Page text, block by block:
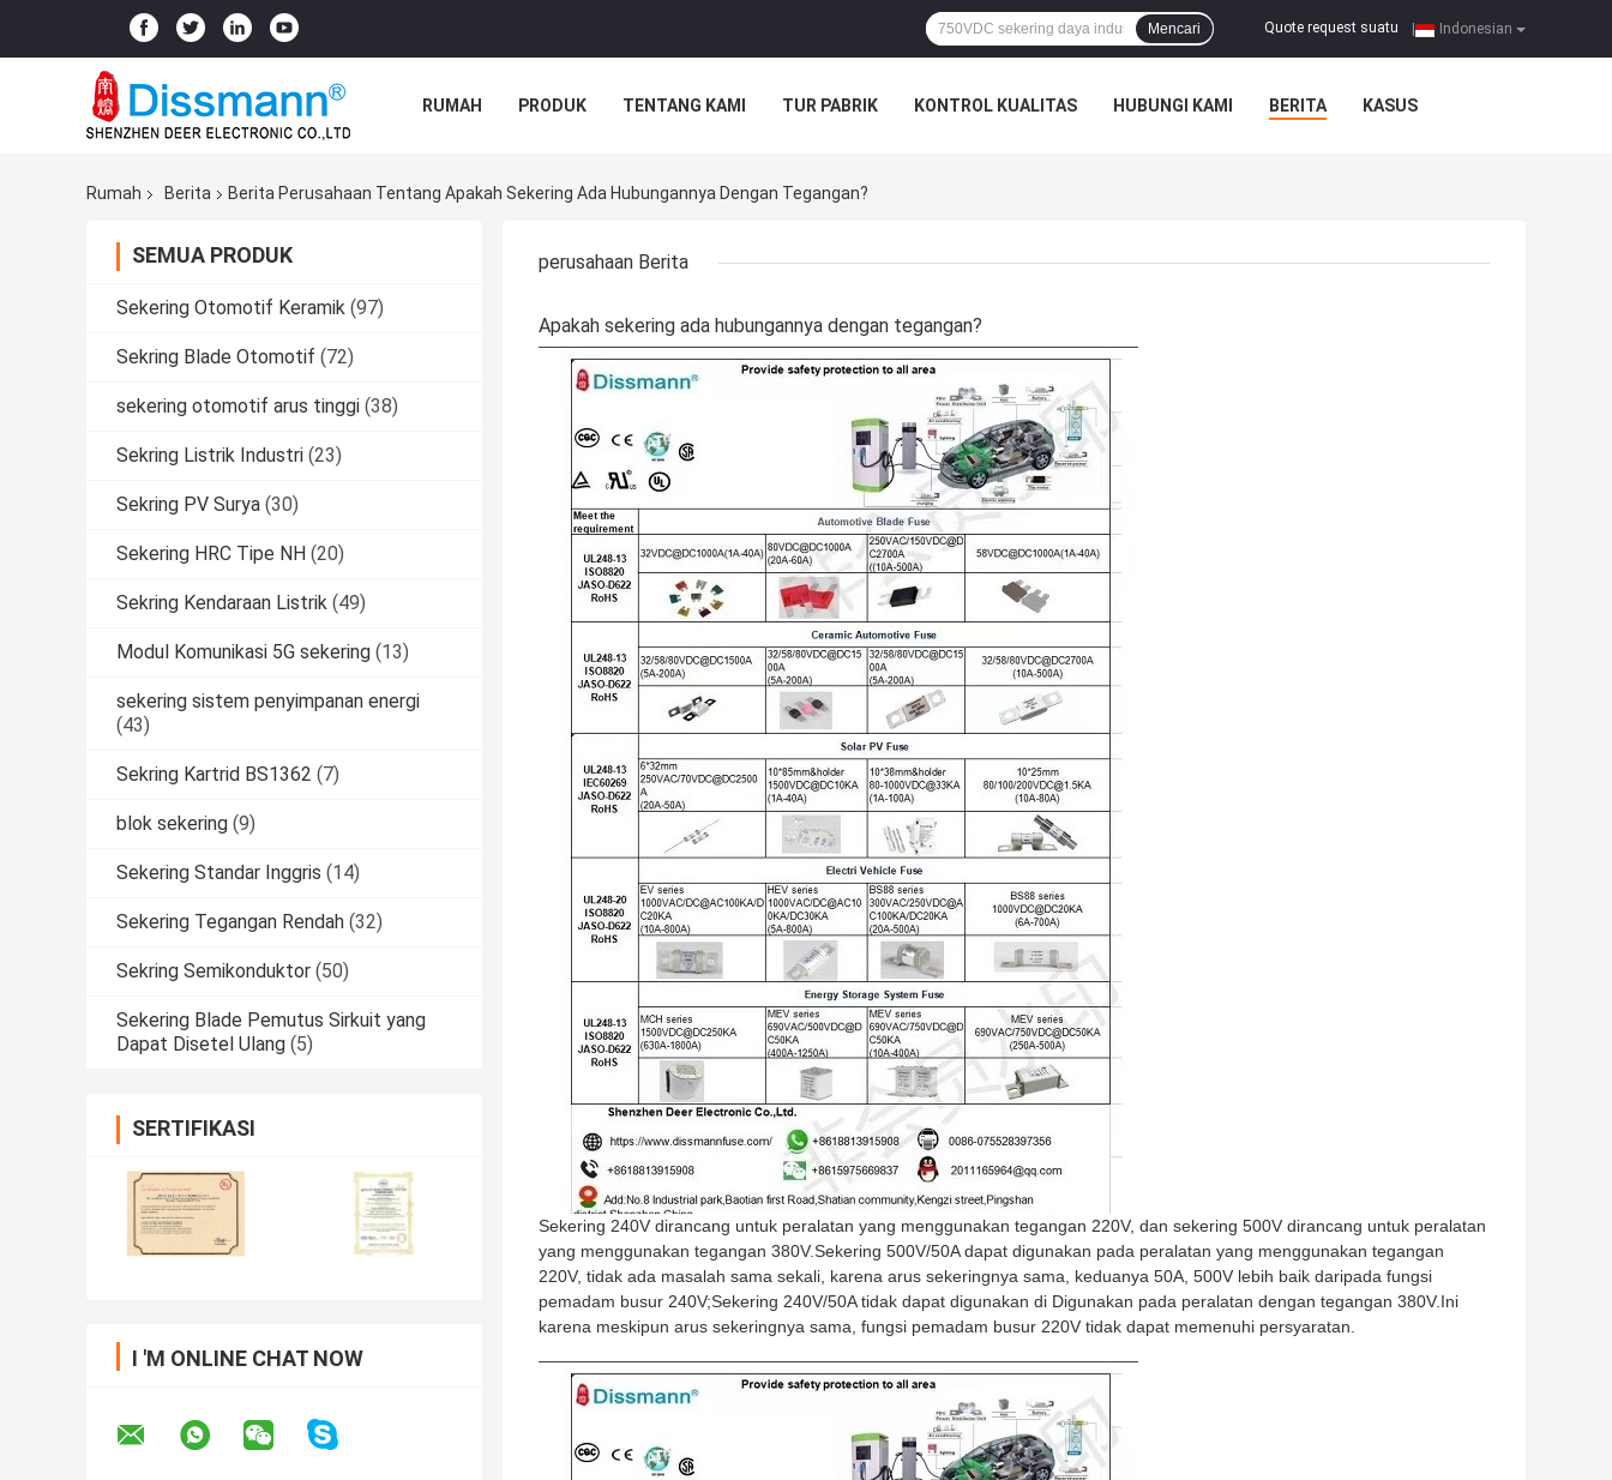
Indonesian
Quote request suatu
Mencari
RUMAH PRODUK TENTANG KAMI TUR PABRIK KONTROL KUALITAS HUBUNGI KAMI BERITA KASUS
Rumah Berita Berita Perusahaan Tentang Apakah Sekering Ada Hubungannya Dengan Tegangan?
SEMUA PRODUK
Sekering Otomotif Keramik (97)
Sekring Blade Otomotif (72)
sekering otomotif arus tinggi (38)
Sekring Listrik Industri (23)
Sekring PV Surya (30)
Sekering HRC Tipe NH (20)
Sekring Kendaraan Listrik (49)
Modul Komunikasi 5G sekering (13)
sekering sistem penyimpanan energi
(43)
Sekring Kartrid BS1362 (7)
blok sekering (9)
Sekering Standar Inggris (14)
Sekering Tegangan Rendah (32)
Sekring Semikonduktor (50)
Sekering Blade Pemutus Sirkuit yang
Dapat Disetel Ulang (5)
SERTIFIKASI
I 'M ONLINE CHAT NOW
perusahaan Berita
Apakah sekering ada hubungannya dengan tegangan?
Sekering 240V dirancang untuk peralatan yang menggunakan tegangan 220V, dan sekering 500V dirancang untuk peralatan
yang menggunakan tegangan 380V.Sekering 500V/50A dapat digunakan pada peralatan yang menggunakan tegangan
220V, tidak ada masalah sama sekali, karena arus sekeringnya sama, keduanya 50A, 500V lebih baik daripada fungsi
pemadam busur 240V;Sekering 240V/50A tidak dapat digunakan di Digunakan pada peralatan dengan tegangan 380V.Ini
karena meskipun arus sekeringnya sama, fungsi pemadam busur 220V tidak dapat memenuhi persyaratan.